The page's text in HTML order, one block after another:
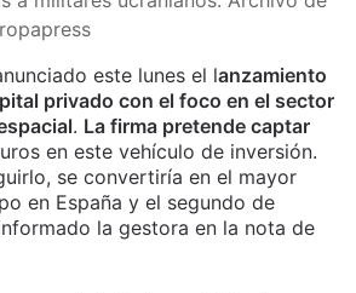
este lunes el lanzamiento
privado con el foco en el sector
. La firma pretende captar
en este vehículo de inversión.
se convertiría en el mayor
en España y el segundo de
la gestora en la nota de